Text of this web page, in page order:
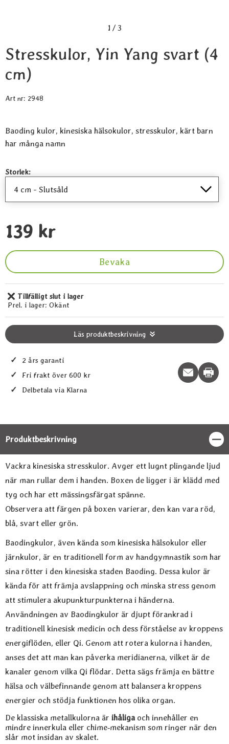
1 / 3
Stresskulor, Yin Yang svart (4
cm)
Art nr: 2948
Baoding kulor, kinesiska hälsokulor, stresskulor, kärt barn
har många namn
Storlek:
pris
139 kr
Bevaka
Tillgänglighet:
Tillfälligt slut i lager
Prel. i lager: Okänt
Läs produktbeskrivning
✓ 2 års garanti
✓ Fri frakt över 600 kr
✓ Delbetala via Klarna
Print
Produktbeskrivning
Produktbeskrivning
Vackra kinesiska stresskulor. Avger ett lugnt plingande ljud
när man rullar dem i handen. Boxen de ligger i är klädd med
tyg och har ett mässingsfärgat spänne.
Observera att färgen på boxen varierar, den kan vara röd,
blå, svart eller grön.
Baodingkulor, även kända som kinesiska hälsokulor eller
järnkulor, är en traditionell form av handgymnastik som har
sina rötter i den kinesiska staden Baoding. Dessa kulor är
kända för att främja avslappning och minska stress genom
att stimulera akupunkturpunkterna i händerna.
Användningen av Baodingkulor är djupt förankrad i
traditionell kinesisk medicin och dess förståelse av kroppens
energiflöden, eller Qi. Genom att rotera kulorna i handen,
anses det att man kan påverka meridianerna, vilket är de
kanaler genom vilka Qi flödar. Detta sägs främja en bättre
hälsa och välbefinnande genom att balansera kroppens
energier och stödja funktionen hos olika organ.
De klassiska metallkulorna är ihåliga och innehåller en
mindre innerkula eller chime‑mekanism som ringer när den
slår mot insidan av skalet.